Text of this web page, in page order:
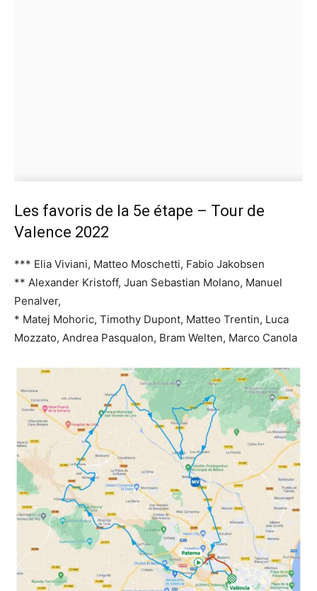
Les favoris de la 5e étape – Tour de
Valence 2022
*** Elia Viviani, Matteo Moschetti, Fabio Jakobsen
** Alexander Kristoff, Juan Sebastian Molano, Manuel
Penalver,
* Matej Mohoric, Timothy Dupont, Matteo Trentin, Luca
Mozzato, Andrea Pasqualon, Bram Welten, Marco Canola